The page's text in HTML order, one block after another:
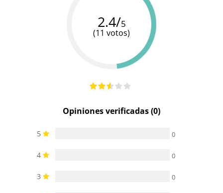
2.4/5
(11 votos)
Opiniones verificadas (0)
5 0
4 0
3 0